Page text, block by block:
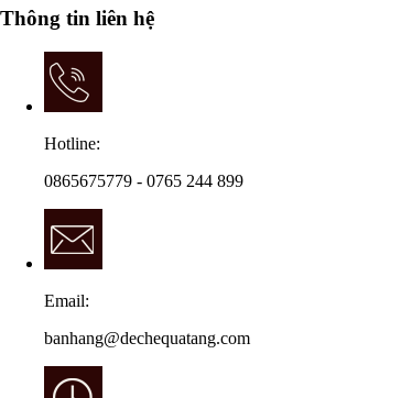
Thông tin liên hệ
Hotline:
0865675779 - 0765 244 899
Email:
banhang@dechequatang.com